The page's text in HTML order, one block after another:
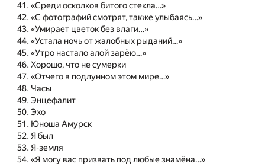
«Среди осколков битого стекла…»
«С фотографий смотрят, также улыбаясь…»
«Умирает цветок без влаги…»
«Устала ночь от жалобных рыданий…»
«Утро настало алой зарёю…»
Хорошо, что не сумерки
«Отчего в подлунном этом мире…»
Часы
Энцефалит
Эхо
Юноша Амурск
Я был
Я-земля
«Я могу вас призвать под любые знамёна…»